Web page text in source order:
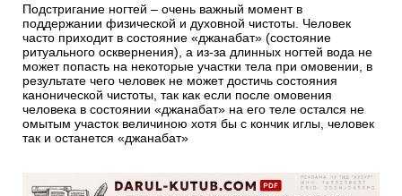
Подстригание ногтей – очень важный момент в
поддержании физической и духовной чистоты. Человек
часто приходит в состояние «джанабат» (состояние
ритуального осквернения), а из-за длинных ногтей вода не
может попасть на некоторые участки тела при омовении, в
результате чего человек не может достичь состояния
канонической чистоты, так как если после омовения
человека в состоянии «джанабат» на его теле остался не
омытым участок величиною хотя бы с кончик иглы, человек
так и останется «джанабат»